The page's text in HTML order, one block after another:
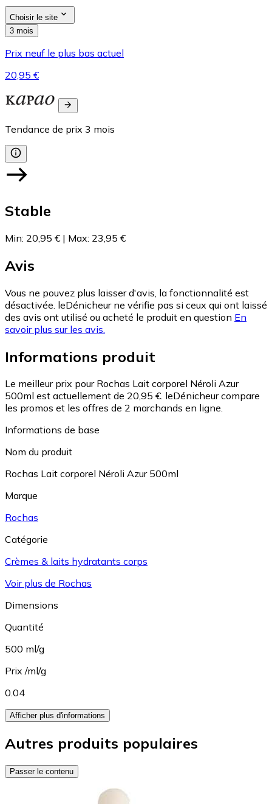
Choisir le site
3 mois
Prix neuf le plus bas actuel
20,95 €
Tendance de prix 3 mois
Stable
Min: 20,95 € | Max: 23,95 €
Avis
Vous ne pouvez plus laisser d'avis, la fonctionnalité est
désactivée. leDénicheur ne vérifie pas si ceux qui ont laissé
des avis ont utilisé ou acheté le produit en question En
savoir plus sur les avis.
Informations produit
Le meilleur prix pour Rochas Lait corporel Néroli Azur
500ml est actuellement de 20,95 €. leDénicheur compare
les promos et les offres de 2 marchands en ligne.
Informations de base
Nom du produit
Rochas Lait corporel Néroli Azur 500ml
Marque
Rochas
Catégorie
Crèmes & laits hydratants corps
Voir plus de Rochas
Dimensions
Quantité
500 ml/g
Prix /ml/g
0.04
Afficher plus d'informations
Autres produits populaires
Passer le contenu